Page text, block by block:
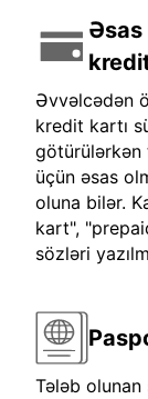
Əsas
Əvvəlcədən
kredit kartı
götürülərkən
üçün əsas
oluna bilər.
kart",
sözləri
Tələb